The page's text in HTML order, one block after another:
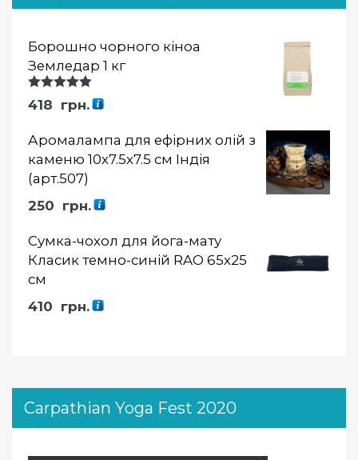
Борошно чорного кіноа
Земледар 1 кг
Оцінка
5.00із 5
418 грн.
Аромалампа для ефірних олій з
каменю 10х7.5х7.5 см Індія
(арт.507)
250 грн.
Сумка-чохол для йога-мату
Класик темно-синій RAO 65х25
см
410 грн.
Carpathian Yoga Fest 2020